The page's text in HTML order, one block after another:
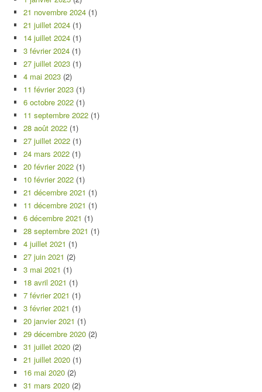
21 novembre 2024 (1)
21 juillet 2024 (1)
14 juillet 2024 (1)
3 février 2024 (1)
27 juillet 2023 (1)
4 mai 2023 (2)
11 février 2023 (1)
6 octobre 2022 (1)
11 septembre 2022 (1)
28 août 2022 (1)
27 juillet 2022 (1)
24 mars 2022 (1)
20 février 2022 (1)
10 février 2022 (1)
21 décembre 2021 (1)
11 décembre 2021 (1)
6 décembre 2021 (1)
28 septembre 2021 (1)
4 juillet 2021 (1)
27 juin 2021 (2)
3 mai 2021 (1)
18 avril 2021 (1)
7 février 2021 (1)
3 février 2021 (1)
20 janvier 2021 (1)
29 décembre 2020 (2)
31 juillet 2020 (2)
21 juillet 2020 (1)
16 mai 2020 (2)
31 mars 2020 (2)